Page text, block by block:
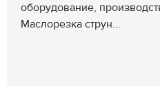
оборудование,
Маслорезка струн...